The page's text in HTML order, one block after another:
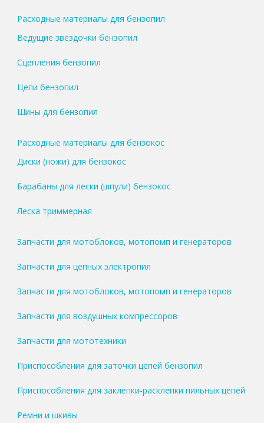
Расходные материалы для бензопил
Ведущие звездочки бензопил
Сцепления бензопил
Цепи бензопил
Шины для бензопил
Расходные материалы для бензокос
Диски (ножи) для бензокос
Барабаны для лески (шпули) бензокос
Леска триммерная
Запчасти для мотоблоков, мотопомп и генераторов
Запчасти для цепных электропил
Запчасти для мотоблоков, мотопомп и генераторов
Запчасти для воздушных компрессоров
Запчасти для мототехники
Приспособления для заточки цепей бензопил
Приспособления для заклепки-расклепки пильных цепей
Ремни и шкивы